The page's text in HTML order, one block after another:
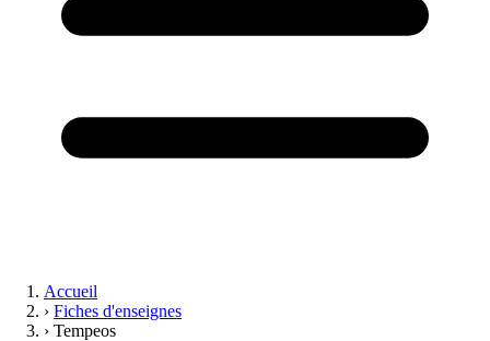
Accueil
› Fiches d'enseignes
› Tempeos